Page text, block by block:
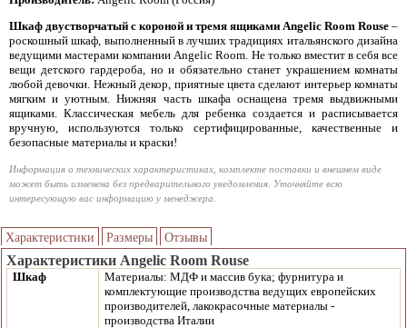
Шкаф двустворчатый с короной и тремя ящиками Angelic Room Rouse –
роскошный шкаф, выполненный в лучших традициях итальянского дизайна
ведущими мастерами компании Angelic Room. Не только вместит в себя все
вещи детского гардероба, но и обязательно станет украшением комнаты
любой девочки. Нежный декор, приятные цвета сделают интерьер комнаты
мягким и уютным. Нижняя часть шкафа оснащена тремя выдвижными
ящиками. Классическая мебель для ребенка создается и расписывается
вручную, используются только сертифицированные, качественные и
безопасные материалы и краски!
Информация о технических характеристиках, комплекте поставки и внешнем виде
может быть изменена без предварительного уведомления. Уточняйте всю
интересующую вас информацию у менеджера.
Характеристики Размеры Отзывы
Характеристики Angelic Room Rouse
Шкаф
Материалы: МДФ и массив бука; фурнитура и
комплектующие производства ведущих европейских
производителей, лакокрасочные материалы -
производства Италии